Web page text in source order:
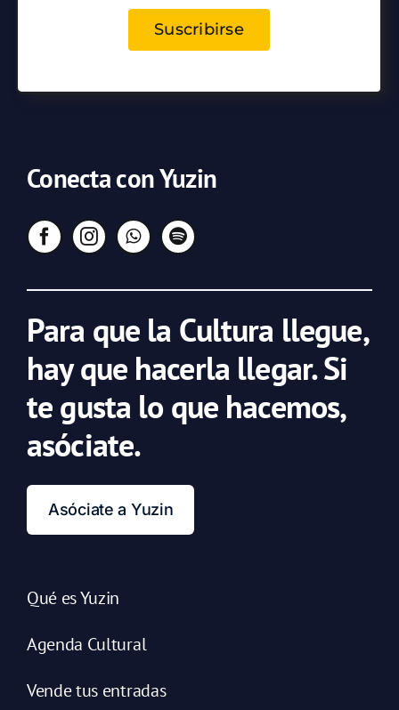
Suscribirse
Conecta con Yuzin
Para que la Cultura llegue,
hay que hacerla llegar. Si
te gusta lo que hacemos,
asóciate.
Asóciate a Yuzin
Qué es Yuzin
Agenda Cultural
Vende tus entradas